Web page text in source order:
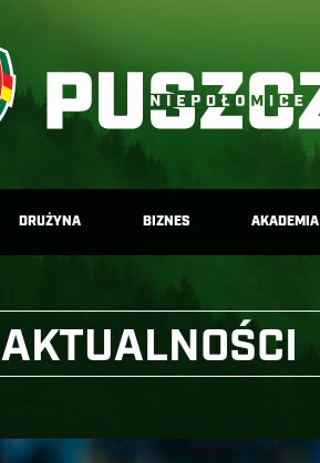
DRUŻYNA BIZNES AKADEMIA
AKTUALNOŚCI